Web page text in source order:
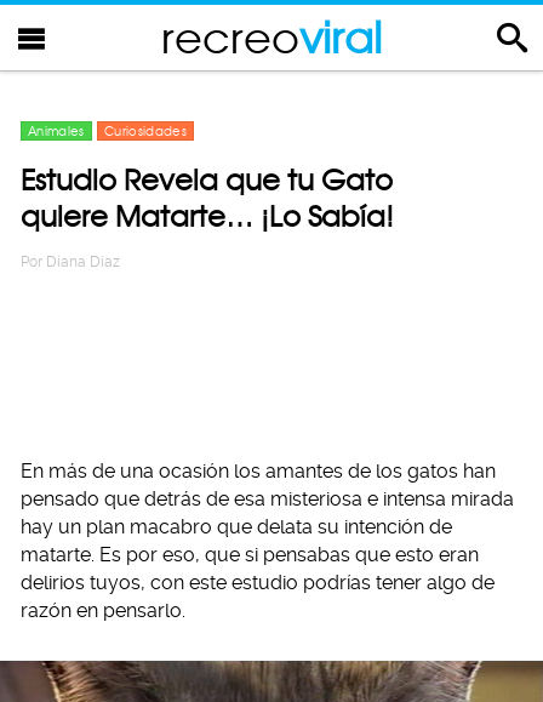
recreoviral
Animales Curiosidades
Estudio Revela que tu Gato
quiere Matarte… ¡Lo Sabía!
Por Diana Diaz
En más de una ocasión los amantes de los gatos han
pensado que detrás de esa misteriosa e intensa mirada
hay un plan macabro que delata su intención de
matarte. Es por eso, que si pensabas que esto eran
delirios tuyos, con este estudio podrías tener algo de
razón en pensarlo.